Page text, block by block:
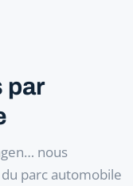
par
nous
parc automobile